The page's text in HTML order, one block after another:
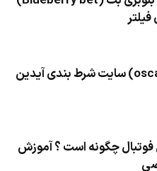
اسکار بت (oscarbet) سایت شرط بندی آیدین
فوتبال چگونه است ؟ آموزش